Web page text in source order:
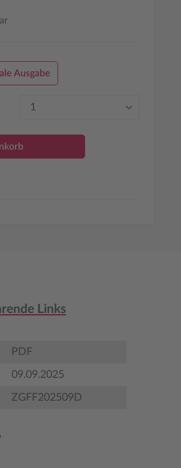
Ausgabe
Produkt Anzahl: Gib
Links
PDF
09.09.2025
ZGFF202509D